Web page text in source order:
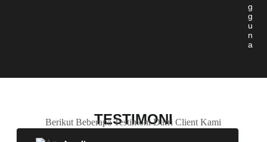
g
g
u
n
a
TESTIMONI
Berikut Beberapa Testimoni Darri Client Kami